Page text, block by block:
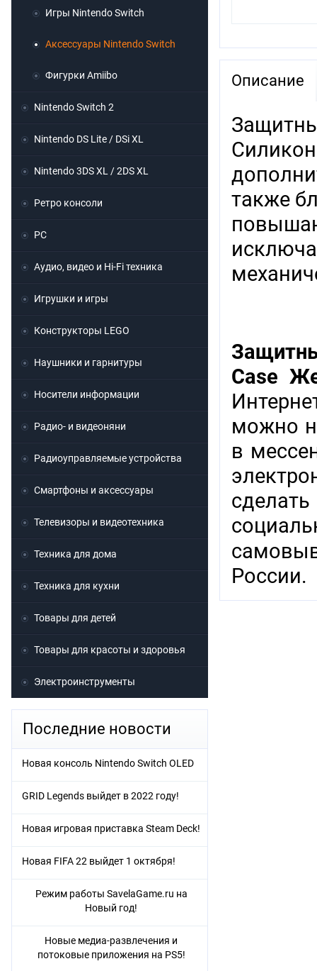
Описание
также
Case
можно
в
России.
Игры Nintendo Switch
Аксессуары Nintendo Switch
Фигурки Amiibo
Nintendo Switch 2
Nintendo DS Lite / DSi XL
Nintendo 3DS XL / 2DS XL
Ретро консоли
PC
Аудио, видео и Hi-Fi техника
Игрушки и игры
Конструкторы LEGO
Наушники и гарнитуры
Носители информации
Радио- и видеоняни
Радиоуправляемые устройства
Смартфоны и аксессуары
Телевизоры и видеотехника
Техника для дома
Техника для кухни
Товары для детей
Товары для красоты и здоровья
Электроинструменты
Последние новости
Новая консоль Nintendo Switch OLED
GRID Legends выйдет в 2022 году!
Новая игровая приставка Steam Deck!
Новая FIFA 22 выйдет 1 октября!
Режим работы SavelaGame.ru на
Новый год!
Новые медиа-развлечения и
потоковые приложения на PS5!